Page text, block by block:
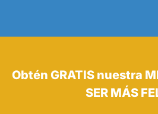
Obtén GRATIS nuestra
SER MÁS